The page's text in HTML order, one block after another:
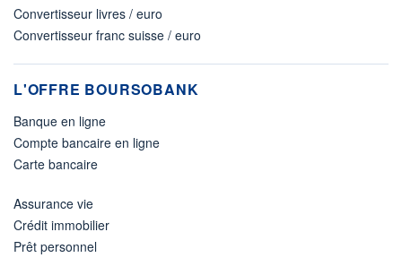
Convertisseur livres / euro
Convertisseur franc suisse / euro
L'OFFRE BOURSOBANK
Banque en ligne
Compte bancaire en ligne
Carte bancaire
Assurance vie
Crédit immobilier
Prêt personnel